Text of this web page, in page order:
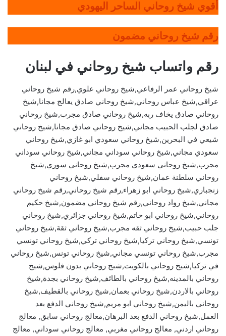
أقوي شيخ روحاني الساحر اليهودي
رقم شيخ روحاني مضمون
رقم واتساب شيخ روحاني في لبنان
شيخ روحاني عمر الرفاعي,شيخ روحاني علوي,رقم شيخ روحاني
عراقي,شيخ عباس روحاني,شيخ روحاني صادق يعالج مجانا,شيخ
روحاني صادق يخاف ربه,شيخ روحاني صادق مجرب,شيخ روحاني
صادق لجلب الحبيب مجاني,شيخ روحاني صادق مجانا,شيخ روحاني
شيعي في البحرين,شيخ روحاني سعودي ابو غازي,شيخ روحاني
سعودي مجاني,شيخ روحاني سوداني مجاني,شيخ روحاني سوداني
مجرب,شيخ روحاني سعودي مجرب,شيخ روحاني سوري,شيخ
روحاني سلطنة عمان,شيخ روحاني سفلي,شيخ روحاني
زنجباري,شيخ روحاني ابو زهراء,رقم شيخ روحاني,رقم شيخ روحاني
مجاني,شيخ رواد روحاني,رقم شيخ روحاني مضمون,شيخ حكيم
روحاني,شيخ روحاني ابو حاتم,شيخ روحاني جزائري,شيخ روحاني
جلب حبيب,شيخ روحاني ثقه مجرب,شيخ روحاني ثقة,شيخ روحاني
تونسي,شيخ روحاني تركيا,شيخ روحاني تركي,شيخ روحاني تونسي
مجرب,شيخ روحاني تونسي مجاني,شيخ روحاني تونس,شيخ روحاني
في تركيا,شيخ روحاني بالكويت,شيخ روحاني بدون فلوس,شيخ
روحاني بالمدينه,شيخ روحاني بالطائف,شيخ روحاني بجدة,شيخ
روحاني بالاردن,شيخ روحاني بعمان,شيخ روحاني بالقطيف,شيخ
روحاني باليمن,شيخ روحاني ابو مريم,شيخ روحاني الدفع بعد
العمل,شيخ روحاني الدفع بعد البرهان,معالج روحاني سابق, معالج
روحاني اردني, معالج روحاني مغربي, معالج روحاني سوداني, معالج